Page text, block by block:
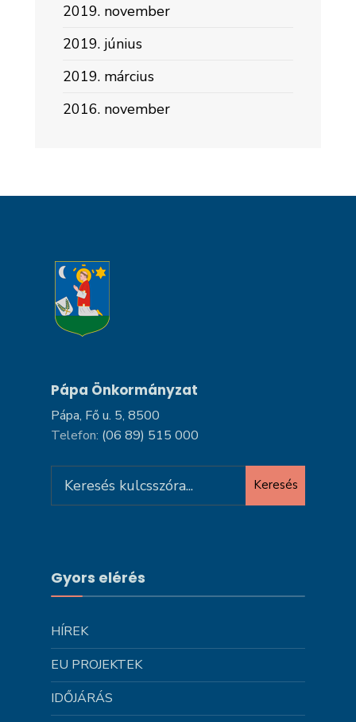
2019. november
2019. június
2019. március
2016. november
Pápa Önkormányzat
Pápa, Fő u. 5, 8500
Telefon: (06 89) 515 000
for:
Keresés
Gyors elérés
HÍREK
EU PROJEKTEK
IDŐJÁRÁS